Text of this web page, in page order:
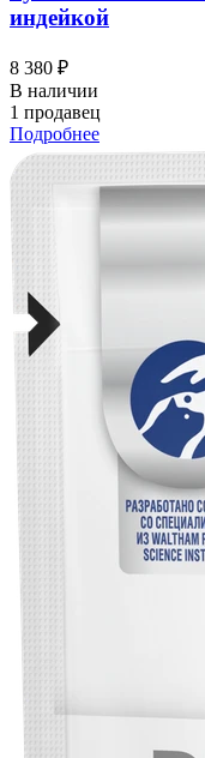
индейкой
8 380 ₽
В наличии
1 продавец
Подробнее